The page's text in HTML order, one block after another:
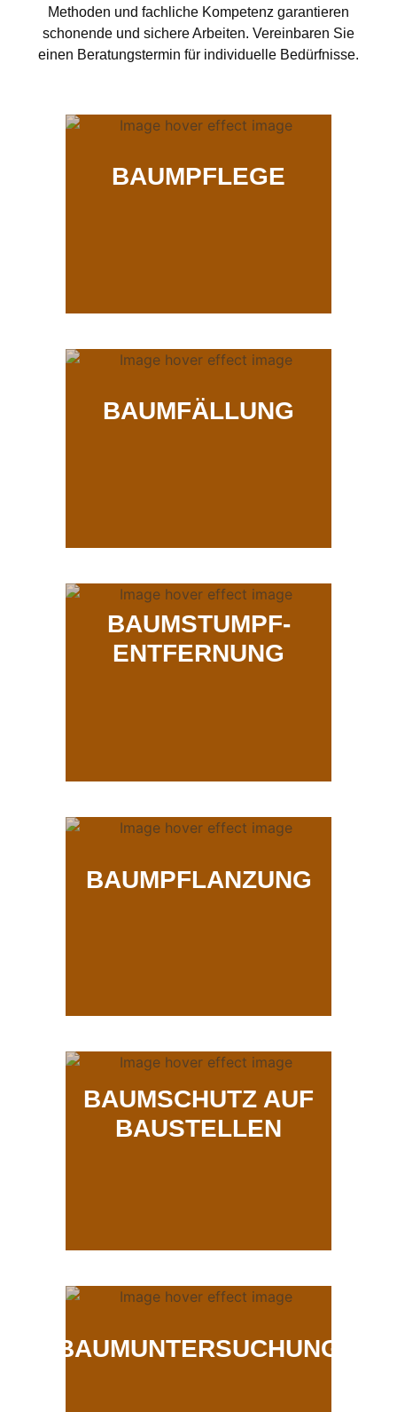
Methoden und fachliche Kompetenz garantieren
schonende und sichere Arbeiten. Vereinbaren Sie
einen Beratungstermin für individuelle Bedürfnisse.
BAUMPFLEGE
BAUMFÄLLUNG
BAUMSTUMPF-
ENTFERNUNG
BAUMPFLANZUNG
BAUMSCHUTZ AUF
BAUSTELLEN
BAUMUNTERSUCHUNG